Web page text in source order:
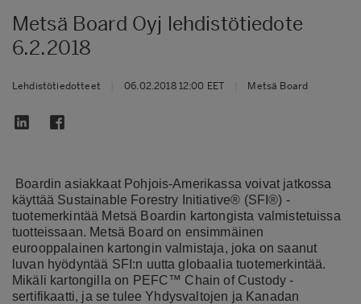
Metsä Board Oyj lehdistötiedote
6.2.2018
Lehdistötiedotteet 06.02.2018 12:00 EET Metsä Board
Boardin asiakkaat Pohjois-Amerikassa voivat jatkossa
käyttää Sustainable Forestry Initiative® (SFI®) -
tuotemerkintää Metsä Boardin kartongista valmistetuissa
tuotteissaan. Metsä Board on ensimmäinen
eurooppalainen kartongin valmistaja, joka on saanut
luvan hyödyntää SFI:n uutta globaalia tuotemerkintää.
Mikäli kartongilla on PEFC™ Chain of Custody -
sertifikaatti, ja se tulee Yhdysvaltojen ja Kanadan